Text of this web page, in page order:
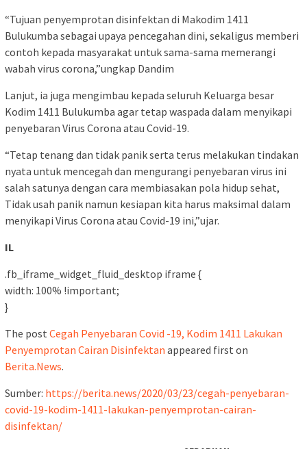
“Tujuan penyemprotan disinfektan di Makodim 1411
Bulukumba sebagai upaya pencegahan dini, sekaligus memberi
contoh kepada masyarakat untuk sama-sama memerangi
wabah virus corona,”ungkap Dandim
Lanjut, ia juga mengimbau kepada seluruh Keluarga besar
Kodim 1411 Bulukumba agar tetap waspada dalam menyikapi
penyebaran Virus Corona atau Covid-19.
“Tetap tenang dan tidak panik serta terus melakukan tindakan
nyata untuk mencegah dan mengurangi penyebaran virus ini
salah satunya dengan cara membiasakan pola hidup sehat,
Tidak usah panik namun kesiapan kita harus maksimal dalam
menyikapi Virus Corona atau Covid-19 ini,”ujar.
IL
.fb_iframe_widget_fluid_desktop iframe {
width: 100% !important;
}
The post Cegah Penyebaran Covid -19, Kodim 1411 Lakukan
Penyemprotan Cairan Disinfektan appeared first on
Berita.News.
Sumber: https://berita.news/2020/03/23/cegah-penyebaran-
covid-19-kodim-1411-lakukan-penyemprotan-cairan-
disinfektan/